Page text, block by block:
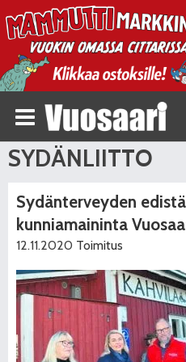
SYDÄNLIITTO
Sydänterveyden
kunniamaininta
12.11.2020 Toimitus